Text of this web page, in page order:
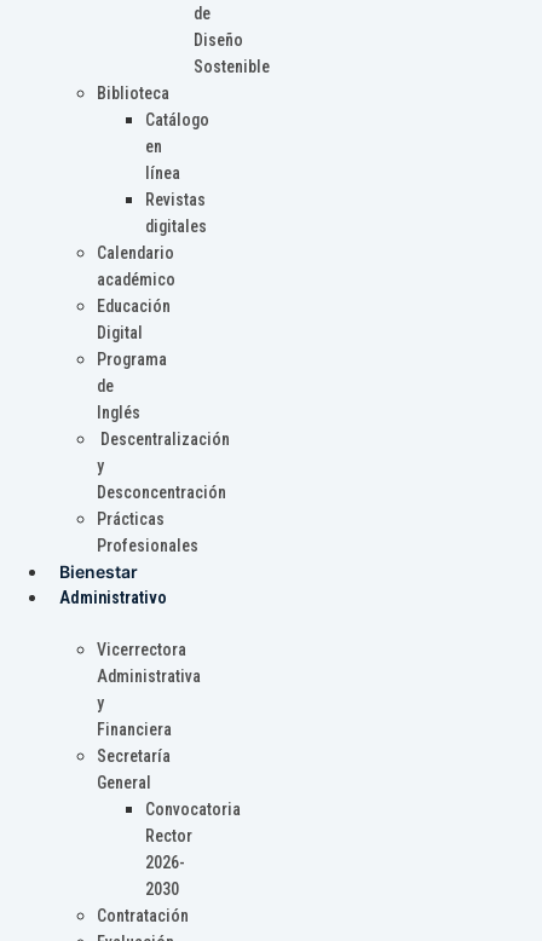
de
Diseño
Sostenible
Biblioteca
Catálogo
en
línea
Revistas
digitales
Calendario
académico
Educación
Digital
Programa
de
Inglés
Descentralización
y
Desconcentración
Prácticas
Profesionales
Bienestar
Administrativo
Vicerrectora
Administrativa
y
Financiera
Secretaría
General
Convocatoria
Rector
2026-
2030
Contratación